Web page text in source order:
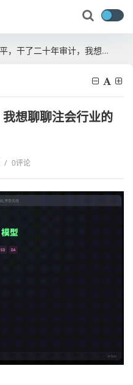
干了二十年审计，我想聊聊注会行业的内卷与突围
想聊聊注会行业的
/ 0评论